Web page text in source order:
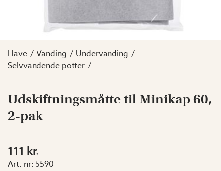
Have Vanding
Undervanding
Selvvandende potter
Udskiftningsmåtte til Minikap 60,
2-pak
111 kr.
Art. nr: 5590